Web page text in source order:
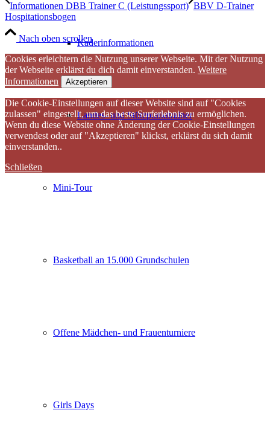
Kaderinformationen
Landes- und Stützpunkttrainer
Mini-Tour
Basketball an 15.000 Grundschulen
Offene Mädchen- und Frauenturniere
Girls Days
Informationen DBB Trainer C (Leistungssport) BBV D-Trainer
Hospitationsbogen
Nach oben scrollen
Cookies erleichtern die Nutzung unserer Webseite. Mit der Nutzung
der Webseite erklärst du dich damit einverstanden. Weitere
Informationen
Akzeptieren
Die Cookie-Einstellungen auf dieser Website sind auf "Cookies
zulassen" eingestellt, um das beste Surferlebnis zu ermöglichen.
Wenn du diese Website ohne Änderung der Cookie-Einstellungen
verwendest oder auf "Akzeptieren" klickst, erklärst du sich damit
einverstanden..
Schließen